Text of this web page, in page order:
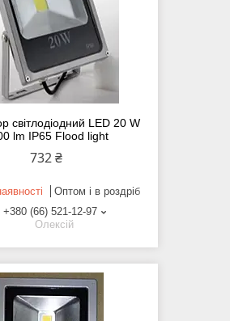
світлодіодний LED 20 W
lm IP65 Flood light
732 ₴
Оптом і в роздріб
+380 (66) 521-12-97
Олексій